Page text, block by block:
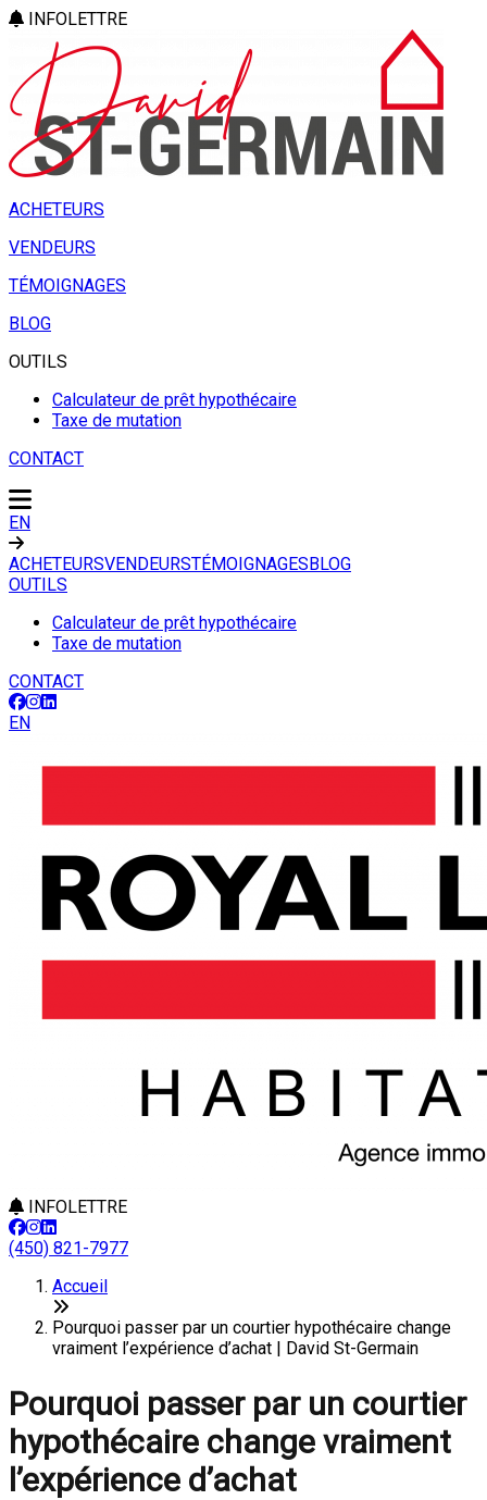
INFOLETTRE
ACHETEURS
VENDEURS
TÉMOIGNAGES
BLOG
OUTILS
Calculateur de prêt hypothécaire
Taxe de mutation
CONTACT
EN
ACHETEURSVENDEURSTÉMOIGNAGESBLOG
OUTILS
Calculateur de prêt hypothécaire
Taxe de mutation
CONTACT
EN
INFOLETTRE
(450) 821-7977
Accueil
Pourquoi passer par un courtier hypothécaire change
vraiment l’expérience d’achat | David St-Germain
Pourquoi passer par un courtier
hypothécaire change vraiment
l’expérience d’achat